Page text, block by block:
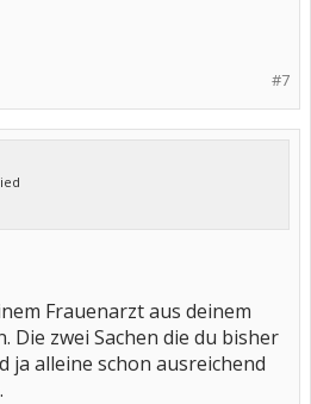
#7
Frauenarzt aus deinem
Die zwei Sachen die du bisher
ja alleine schon ausreichend